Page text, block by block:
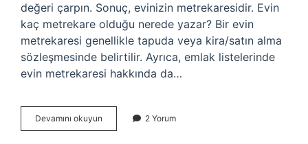
değeri çarpın. Sonuç, evinizin metrekaresidir. Evin
kaç metrekare olduğu nerede yazar? Bir evin
metrekaresi genellikle tapuda veya kira/satın alma
sözleşmesinde belirtilir. Ayrıca, emlak listelerinde
evin metrekaresi hakkında da…
Devamını okuyun
Ölçümü
2 Yorum